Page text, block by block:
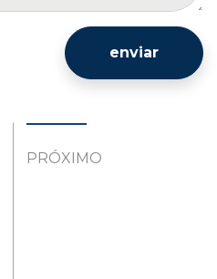
enviar
PRÓXIMO